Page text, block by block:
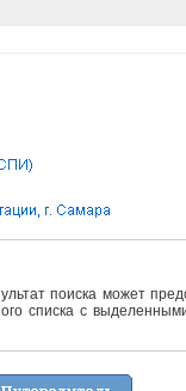
поиска может
списка с